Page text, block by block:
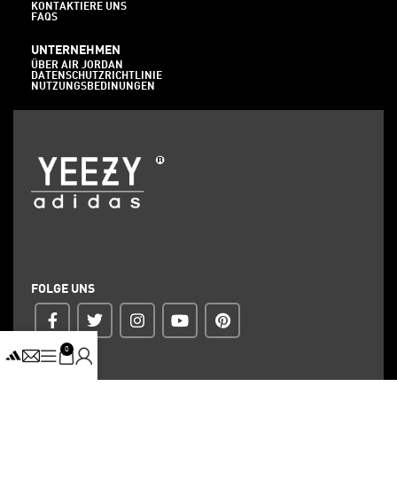
KONTAKTIERE UNS
FAQS
UNTERNEHMEN
ÜBER AIR JORDAN
DATENSCHUTZRICHTLINIE
NUTZUNGSBEDINUNGEN
FOLGE UNS
0